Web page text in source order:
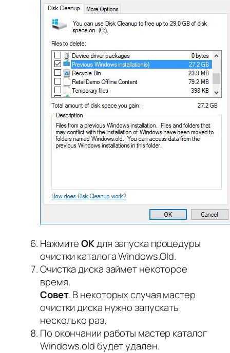
НажмитеOKдля запуска процедуры
очистки каталога Windows.Old.
Очистка диска займет некоторое
время.
Совет. В некоторых случая мастер
очистки диска нужно запускать
несколько раз.
По окончании работы мастер каталог
Windows.old будет удален.